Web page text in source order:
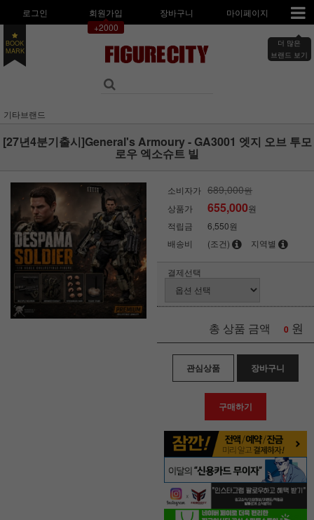
로그인
회원가입
+2000
장바구니 마이페이지
더 많은
브랜드 보기
BOOK
MARK
기타브랜드
[27년4분기출시]General's Armoury - GA3001 엣지 오브 투모
로우 엑소슈트 빌
소비자가 689,000원
상품가
655,000원
적립금
6,550원
배송비
(조건) 지역별
결제선택
총 상품 금액 0 원
관심상품 장바구니
구매하기